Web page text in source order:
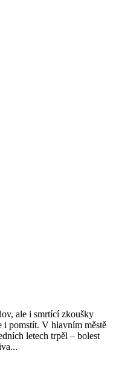
ale i smrtící zkoušky
i pomstít. V hlavním městě
letech trpěl – bolest